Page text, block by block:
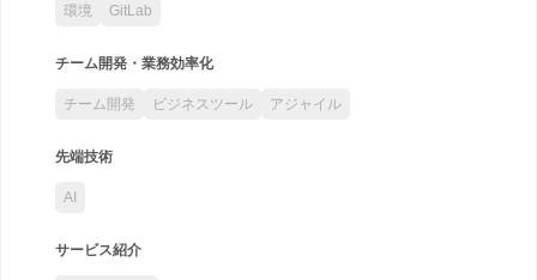
環境 GitLab
チーム開発・業務効率化
チーム開発 ビジネスツール アジャイル
先端技術
AI
サービス紹介